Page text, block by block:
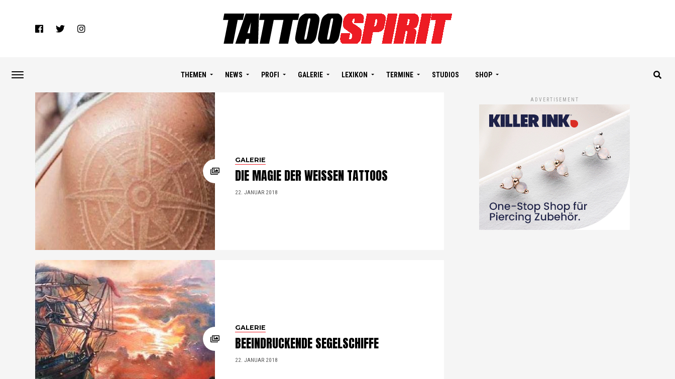
THEMEN NEWS PROFI GALERIE LEXIKON TERMINE STUDIOS SHOP
GALERIE
DIE MAGIE DER WEISSEN TATTOOS
22. JANUAR 2018
GALERIE
BEEINDRUCKENDE SEGELSCHIFFE
22. JANUAR 2018
ADVERTISEMENT